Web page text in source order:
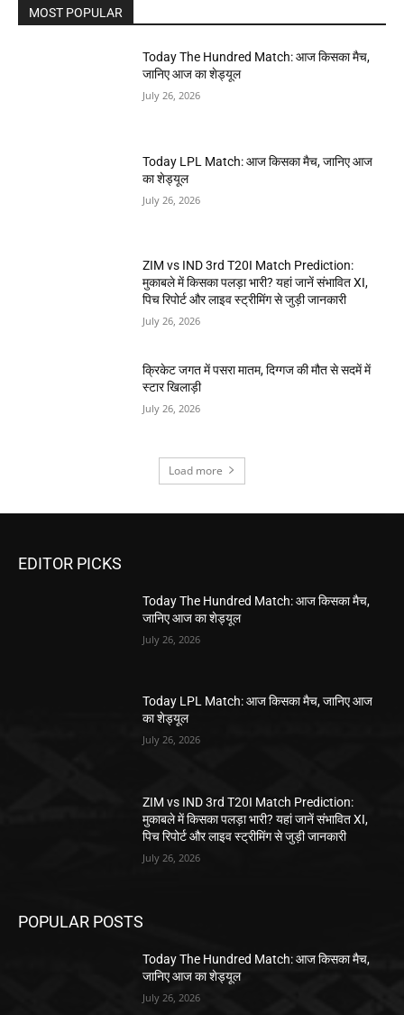
MOST POPULAR
Today The Hundred Match: आज किसका मैच,
जानिए आज का शेड्यूल
July 26, 2026
Today LPL Match: आज किसका मैच, जानिए आज
का शेड्यूल
July 26, 2026
ZIM vs IND 3rd T20I Match Prediction:
मुकाबले में किसका पलड़ा भारी? यहां जानें संभावित XI,
पिच रिपोर्ट और लाइव स्ट्रीमिंग से जुड़ी जानकारी
July 26, 2026
क्रिकेट जगत में पसरा मातम, दिग्गज की मौत से सदमें में
स्टार खिलाड़ी
July 26, 2026
Load more
EDITOR PICKS
Today The Hundred Match: आज किसका मैच,
जानिए आज का शेड्यूल
July 26, 2026
Today LPL Match: आज किसका मैच, जानिए आज
का शेड्यूल
July 26, 2026
ZIM vs IND 3rd T20I Match Prediction:
मुकाबले में किसका पलड़ा भारी? यहां जानें संभावित XI,
पिच रिपोर्ट और लाइव स्ट्रीमिंग से जुड़ी जानकारी
July 26, 2026
POPULAR POSTS
Today The Hundred Match: आज किसका मैच,
जानिए आज का शेड्यूल
July 26, 2026